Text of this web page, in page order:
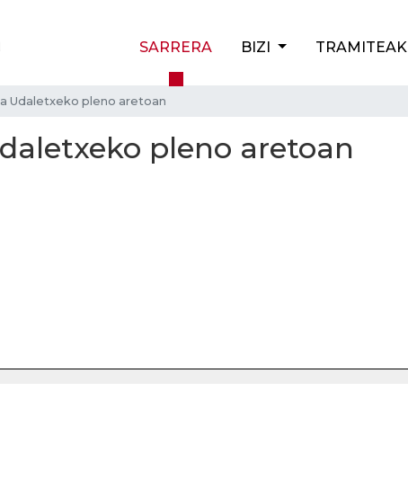
SARRERA BIZI TRAMITEAK
Udaletxeko pleno aretoan
pleno aretoan